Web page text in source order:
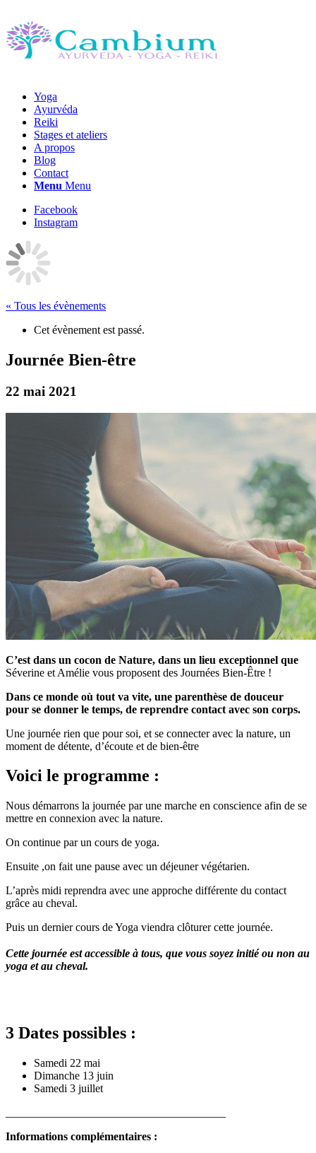
Yoga
Ayurvéda
Reiki
Stages et ateliers
A propos
Blog
Contact
Menu Menu
Facebook
Instagram
« Tous les évènements
Cet évènement est passé.
Journée Bien-être
22 mai 2021
C’est dans un cocon de Nature, dans un lieu exceptionnel que
Séverine et Amélie vous proposent des Journées Bien-Être !
Dans ce monde où tout va vite, une parenthèse de douceur
pour se donner le temps, de reprendre contact avec son corps.
Une journée rien que pour soi, et se connecter avec la nature, un
moment de détente, d’écoute et de bien-être
Voici le programme :
Nous démarrons la journée par une marche en conscience afin de se
mettre en connexion avec la nature.
On continue par un cours de yoga.
Ensuite ,on fait une pause avec un déjeuner végétarien.
L’après midi reprendra avec une approche différente du contact
grâce au cheval.
Puis un dernier cours de Yoga viendra clôturer cette journée.
Cette journée est accessible à tous, que vous soyez initié ou non au
yoga et au cheval.
3 Dates possibles :
Samedi 22 mai
Dimanche 13 juin
Samedi 3 juillet
Informations complémentaires :